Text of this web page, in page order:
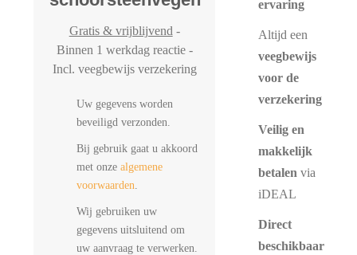
Gratis & vrijblijvend-
Binnen 1 werkdag reactie -
Incl. veegbewijs verzekering
Uw gegevens worden
beveiligd verzonden.
Bij gebruik gaat u akkoord
met onze algemene
voorwaarden.
Wij gebruiken uw
gegevens uitsluitend om
uw aanvraag te verwerken.
ervaring
Altijd een
veegbewijs
voor de
verzekering
Veilig en
makkelijk
betalen via
iDEAL
Direct
beschikbaar